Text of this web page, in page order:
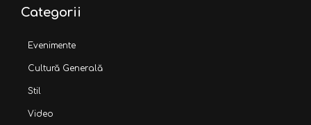
Categorii
Evenimente
Cultură Generală
Stil
Video